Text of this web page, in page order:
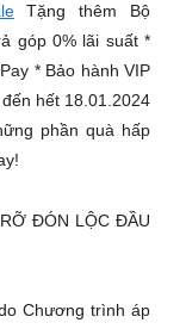
Tặng thêm Bộ
góp 0% lãi suất *
* Bảo hành VIP
hết 18.01.2024
phần quà hấp
ĐÓN LỘC ĐẦU
Chương trình áp